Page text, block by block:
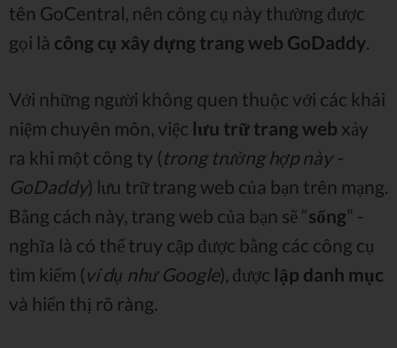
tên GoCentral, nên công cụ này thường được
gọi là công cụ xây dựng trang web GoDaddy
Với những người không quen thuộc với các khái
niệm chuyên môn, việc lưu trữ trang web xảy
ra khi một công ty (trong trường hợp này -
GoDaddy) lưu trữ trang web của bạn trên mạng.
Bằng cách này, trang web của bạn sẽ “sống” -
nghĩa là có thể truy cập được bằng các công cụ
tìm kiếm (ví dụ như Google), được lập danh mục
và hiển thị rõ ràng.